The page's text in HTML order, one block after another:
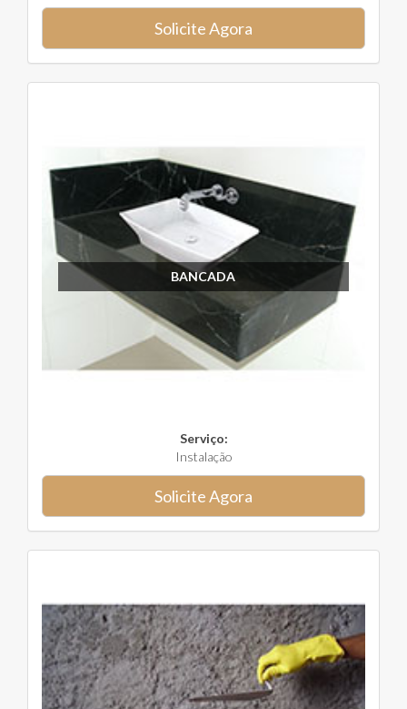
Solicite Agora
BANCADA
Serviço:
Instalação
Solicite Agora